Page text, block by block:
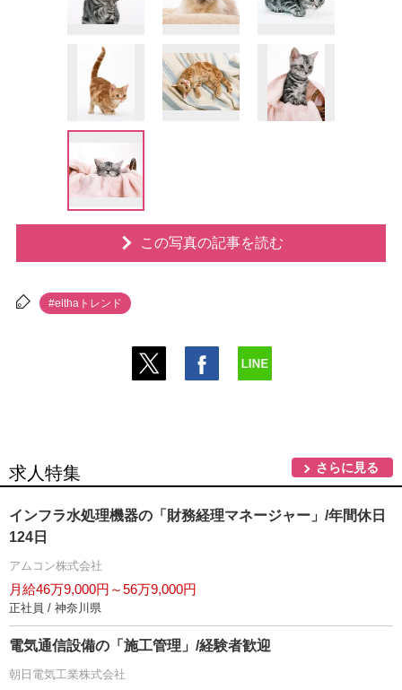
この写真の記事を読む
#elthaトレンド
求人特集 さらに見る
インフラ水処理機器の「財務経理マネージャー」/年間休日
124日
アムコン株式会社
月給46万9,000円～56万9,000円
正社員 / 神奈川県
電気通信設備の「施工管理」/経験者歓迎
朝日電気工業株式会社